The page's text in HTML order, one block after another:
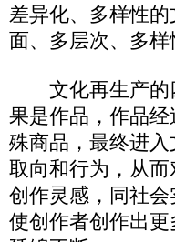
差异化、多样性
面、多层次、多
文化再生产的
果是作品，作品
殊商品，最终进
取向和行为，从
创作灵感，同社
使创作者创作出